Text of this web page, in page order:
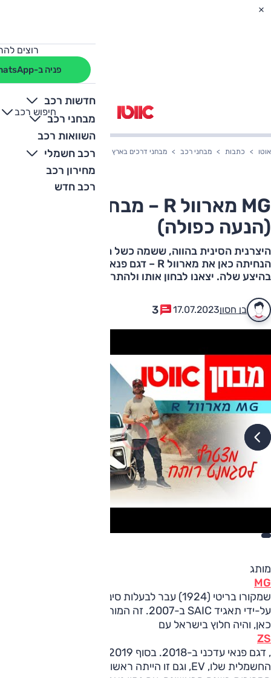
רוצים
פניה ב-WhatsApp
חדשות רכב
מבחני רכב
השוואות רכב
רכב חשמלי
מחירון רכב
רכב חדש
חיפוש רכב
+
-
אוטו כתבות מבחני רכב מבחני דרכים בארץ MG מארוול R – מבחן דרכים (הנעה כפולה)
MG מארוול R – מבחן דרכים
(הנעה כפולה)
היצרנית הסינית בהווה, ששמה כשל המותג הבריטי בעבר,
הנחיתה כאן את מארוול R – דגם פנאי שהוא הגדול והיקר
בהיצע שלה. יצאנו לבחון אותו ולהתרשם ממנו
בן חסון17.07.2023
3
מותג
MG
על-ידי תאגיד SAIC ב-2007. זה המותג הסיני הראשון ששווק
כאן, והיה חלוץ בישראל עם
ZS
החשמלית שלו, EV, וגם זו הייתה ראשונה מסוגה – גם בהיקף